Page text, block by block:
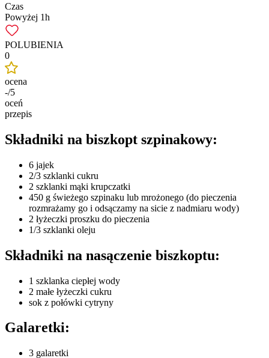
Czas
Powyżej 1h
POLUBIENIA
0
ocena
-/5
oceń
przepis
Składniki na biszkopt szpinakowy:
6 jajek
2/3 szklanki cukru
2 szklanki mąki krupczatki
450 g świeżego szpinaku lub mrożonego (do pieczenia
rozmrażamy go i odsączamy na sicie z nadmiaru wody)
2 łyżeczki proszku do pieczenia
1/3 szklanki oleju
Składniki na nasączenie biszkoptu:
1 szklanka ciepłej wody
2 małe łyżeczki cukru
sok z połówki cytryny
Galaretki:
3 galaretki